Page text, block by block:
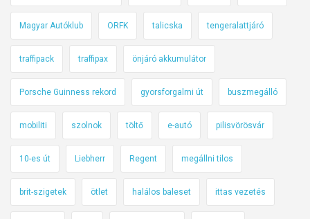
Magyar Autóklub ORFK talicska tengeralattjáró
traffipack traffipax önjáró akkumulátor
Porsche Guinness rekord gyorsforgalmi út buszmegálló
mobiliti szolnok töltő e-autó pilisvörösvár
10-es út Liebherr Regent megállni tilos
brit-szigetek ötlet halálos baleset ittas vezetés